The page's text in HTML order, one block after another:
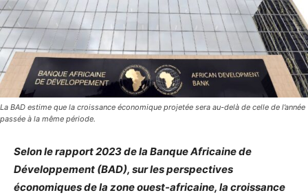
La BAD estime que la croissance économique projetée sera au-delà de celle de l’année
passée à la même période.
Selon le rapport 2023 de la Banque Africaine de
Développement (BAD), sur les perspectives
économiques de la zone ouest-africaine, la croissance